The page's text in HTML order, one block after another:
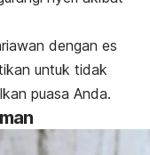
dengan es
untuk tidak
puasa Anda.